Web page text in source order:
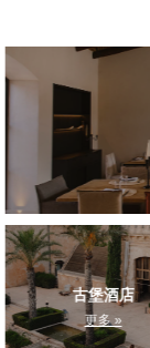
古堡酒店
更多 »